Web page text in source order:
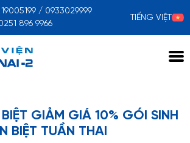
19005199 / 0933029999
896 9966
TIẾNG VIỆT
GIẢM GIÁ 10% GÓI SINH
BIỆT TUẦN THAI